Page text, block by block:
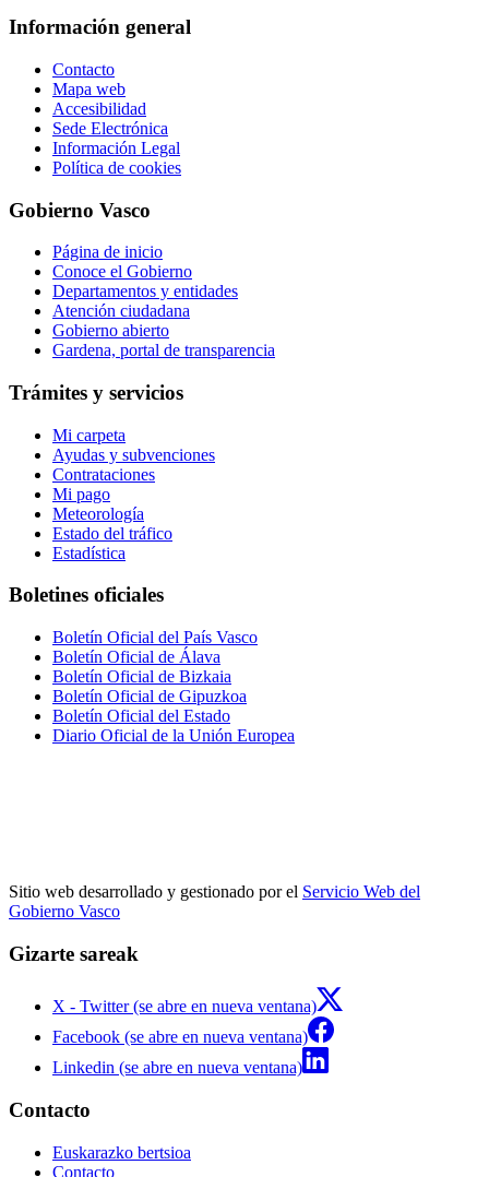
Información general
Contacto
Mapa web
Accesibilidad
Sede Electrónica
Información Legal
Política de cookies
Gobierno Vasco
Página de inicio
Conoce el Gobierno
Departamentos y entidades
Atención ciudadana
Gobierno abierto
Gardena, portal de transparencia
Trámites y servicios
Mi carpeta
Ayudas y subvenciones
Contrataciones
Mi pago
Meteorología
Estado del tráfico
Estadística
Boletines oficiales
Boletín Oficial del País Vasco
Boletín Oficial de Álava
Boletín Oficial de Bizkaia
Boletín Oficial de Gipuzkoa
Boletín Oficial del Estado
Diario Oficial de la Unión Europea
Sitio web desarrollado y gestionado por el Servicio Web del
Gobierno Vasco
Gizarte sareak
X - Twitter (se abre en nueva ventana)
Facebook (se abre en nueva ventana)
Linkedin (se abre en nueva ventana)
Contacto
Euskarazko bertsioa
Contacto